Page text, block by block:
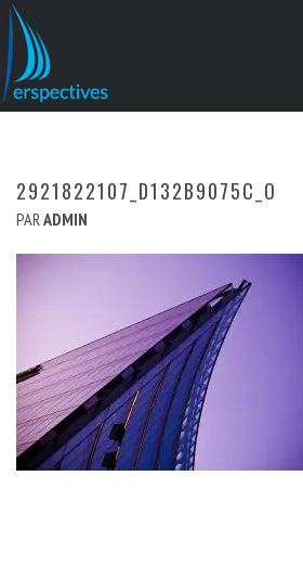
2921822107_D132B9075C_O
PARADMIN